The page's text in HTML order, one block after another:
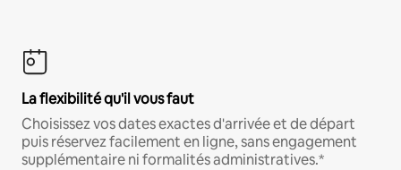
La flexibilité qu'il vous faut
Choisissez vos dates exactes d'arrivée et de départ
puis réservez facilement en ligne, sans engagement
supplémentaire ni formalités administratives.*